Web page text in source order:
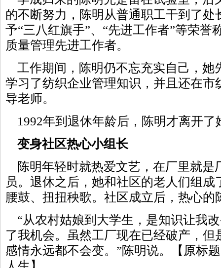
的不断努力，陈明从普通职工干到了处
予“三八红旗手”、“先进工作者”等荣誉
质量管理先进工作者。
工作期间，陈明仍不忘充实自己，她
学习了纺织企业管理知识，并且还在市
导老师。
1992年到退休年龄后，陈明才离开了
变身社区热心小组长
陈明年轻时就热爱文艺，在厂里就是
员。退休之后，她和社区的老人们组
腰鼓、扭扭秧歌。社区成立后，热心
“从农村姑娘到大学生，是知识让我
了我机会。虽然工厂现在已经破产，
感情永远都不会变。”陈明说。【原标